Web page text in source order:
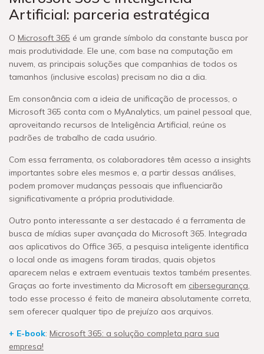
Artificial: parceria estratégica
O Microsoft 365 é um grande símbolo da constante busca por
mais produtividade. Ele une, com base na computação em
nuvem, as principais soluções que companhias de todos os
tamanhos (inclusive escolas) precisam no dia a dia.
Em consonância com a ideia de unificação de processos, o
Microsoft 365 conta com o MyAnalytics, um painel pessoal que,
aproveitando recursos de Inteligência Artificial, reúne os
padrões de trabalho de cada usuário.
Com essa ferramenta, os colaboradores têm acesso a insights
importantes sobre eles mesmos e, a partir dessas análises,
podem promover mudanças pessoais que influenciarão
significativamente a própria produtividade.
Outro ponto interessante a ser destacado é a ferramenta de
busca de mídias super avançada do Microsoft 365. Integrada
aos aplicativos do Office 365, a pesquisa inteligente identifica
o local onde as imagens foram tiradas, quais objetos
aparecem nelas e extraem eventuais textos também presentes.
Graças ao forte investimento da Microsoft em cibersegurança,
todo esse processo é feito de maneira absolutamente correta,
sem oferecer qualquer tipo de prejuízo aos arquivos.
+ E-book: Microsoft 365: a solução completa para sua
empresa!